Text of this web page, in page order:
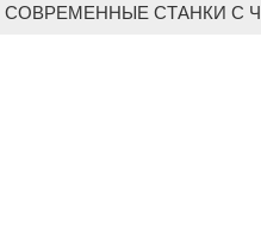
СОВРЕМЕННЫЕ СТАНКИ С